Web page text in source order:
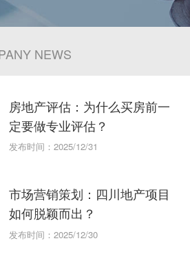
NEWS
房地产评估：为什么买房前一
定要做专业评估？
发布时间：2025/12/31
市场营销策划：四川地产项目
如何脱颖而出？
发布时间：2025/12/30